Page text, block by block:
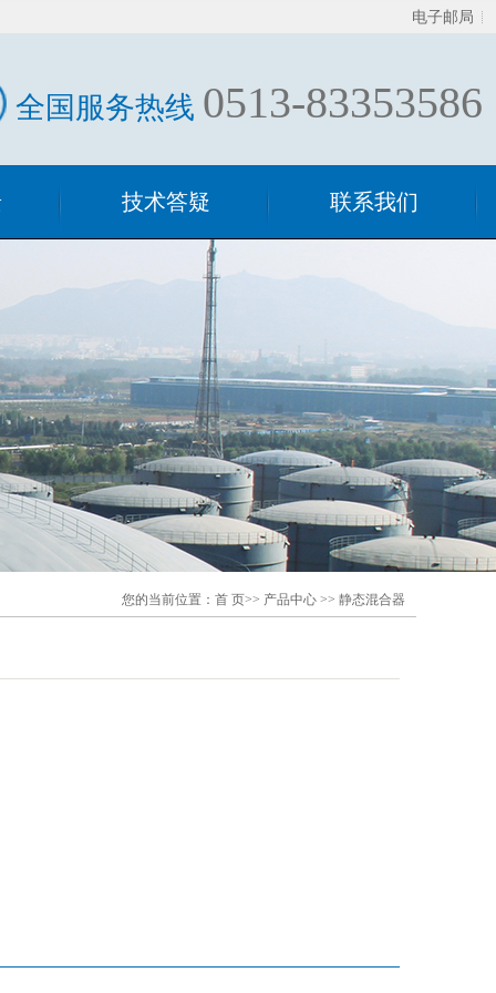
电子邮局
全国服务热线 0513-83353586
技术答疑
过滤器相关
联系我们
您的当前位置： 首 页>> 产品中心 >> 静态混合器